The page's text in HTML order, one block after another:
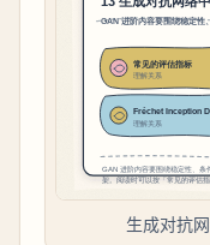
生成对抗